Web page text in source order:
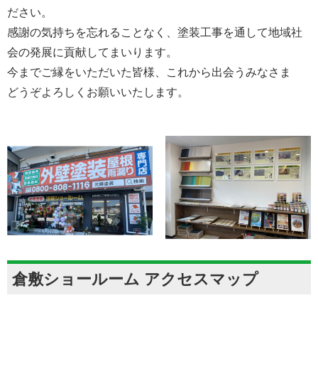
ださい。
感謝の気持ちを忘れることなく、塗装工事を通して地域社
会の発展に貢献してまいります。
今までご縁をいただいた皆様、これから出会うみなさま
どうぞよろしくお願いいたします。
倉敷ショールーム アクセスマップ